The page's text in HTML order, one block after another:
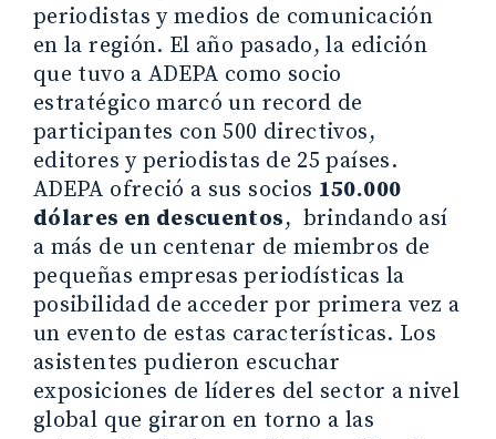
periodistas y medios de comunicación
en la región. El año pasado, la edición
que tuvo a ADEPA como socio
estratégico marcó un record de
participantes con 500 directivos,
editores y periodistas de 25 países.
ADEPA ofreció a sus socios 150.000
dólares en descuentos, brindando así
a más de un centenar de miembros de
pequeñas empresas periodísticas la
posibilidad de acceder por primera vez a
un evento de estas características. Los
asistentes pudieron escuchar
exposiciones de líderes del sector a nivel
global que giraron en torno a las